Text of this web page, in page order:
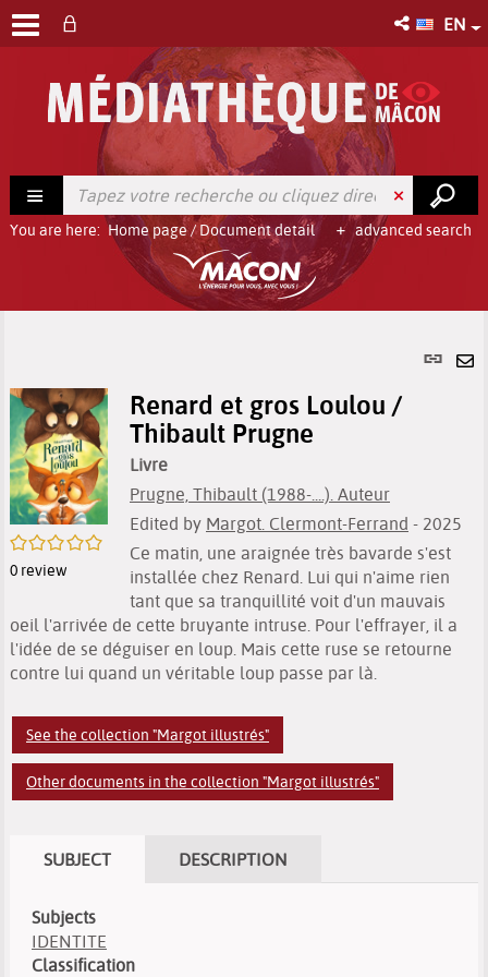
EN
advanced search
You are here: Home page/Document detail
link
/5
0 review
Renard et gros Loulou /
Thibault Prugne
Livre
Prugne, Thibault (1988-....). Auteur
Edited by Margot. Clermont-Ferrand - 2025
Ce matin, une araignée très bavarde s'est
installée chez Renard. Lui qui n'aime rien
tant que sa tranquillité voit d'un mauvais
oeil l'arrivée de cette bruyante intruse. Pour l'effrayer, il a
l'idée de se déguiser en loup. Mais cette ruse se retourne
contre lui quand un véritable loup passe par là.
See the collection "Margot illustrés"
Other documents in the collection "Margot illustrés"
SUBJECT DESCRIPTION
Subjects
IDENTITE
Classification